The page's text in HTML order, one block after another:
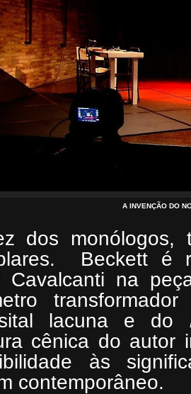
A INVENÇÃO DO
dos monólogos,
Beckett é
Cavalcanti na
lacuna e do
cênica do autor
às
contemporâneo.